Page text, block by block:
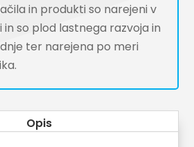
in produkti so narejeni v
in so plod lastnega razvoja in
ter narejena po meri
Opis